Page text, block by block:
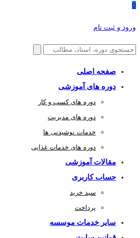
0
ورود و ثبت نام
صفحه اصلی
دوره های آموزشی
دوره های کسب و کار
دوره های مدیریت
خدمات نوشیدنی ها
دوره های خدمات غذایی
مقالات آموزشی
حساب کاربری
سبد خرید
پرداخت
سایر خدمات موسسه